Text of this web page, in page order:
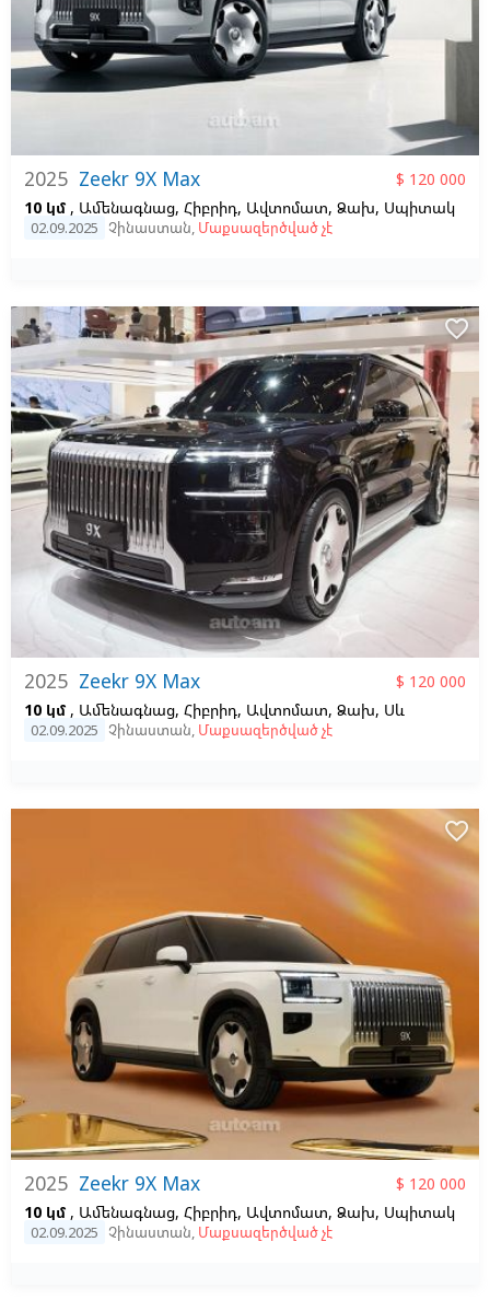
2025 Zeekr 9X Max
$ 120 000
10 կմ , Ամենագնաց, Հիբրիդ, Ավտոմատ, Ձախ, Սպիտակ
02.09.2025 Չինաստան, Մաքսազերծված չէ
2025 Zeekr 9X Max
$ 120 000
10 կմ , Ամենագնաց, Հիբրիդ, Ավտոմատ, Ձախ, Սև
02.09.2025 Չինաստան, Մաքսազերծված չէ
favorite_border
2025 Zeekr 9X Max
$ 120 000
10 կմ , Ամենագնաց, Հիբրիդ, Ավտոմատ, Ձախ, Սպիտակ
02.09.2025 Չինաստան, Մաքսազերծված չէ
favorite_border